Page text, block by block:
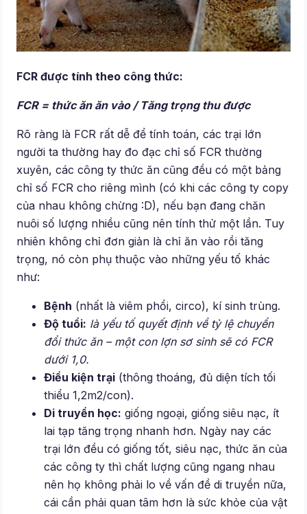
FCR được tính theo công thức:
FCR = thức ăn ăn vào / Tăng trọng thu được
Rõ ràng là FCR rất dễ để tính toán, các trại lớn
người ta thường hay đo đạc chỉ số FCR thường
xuyên, các công ty thức ăn cũng đều có một bảng
chỉ số FCR cho riêng mình (có khi các công ty copy
của nhau không chừng :D), nếu bạn đang chăn
nuôi số lượng nhiều cũng nên tính thử một lần. Tuy
nhiên không chỉ đơn giản là chỉ ăn vào rồi tăng
trọng, nó còn phụ thuộc vào những yếu tố khác
như:
Bệnh (nhất là viêm phổi, circo), kí sinh trùng.
Độ tuổi: là yếu tố quyết định về tỷ lệ chuyển
đổi thức ăn – một con lợn sơ sinh sẽ có FCR
dưới 1,0.
Điều kiện trại (thông thoáng, đủ diện tích tối
thiểu 1,2m2/con).
Di truyền học: giống ngoại, giống siêu nạc, ít
lai tạp tăng trọng nhanh hơn. Ngày nay các
trại lớn đều có giống tốt, siêu nạc, thức ăn của
các công ty thì chất lượng cũng ngang nhau
nên họ không phải lo về vấn đề di truyền nữa,
cái cần phải quan tâm hơn là sức khỏe của vật